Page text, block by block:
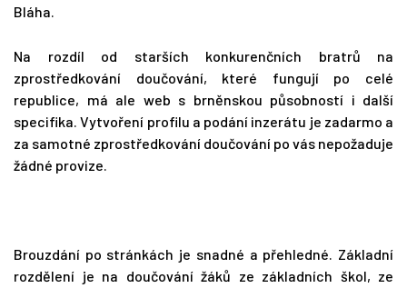
Bláha.
Na rozdíl od starších konkurenčních bratrů na
zprostředkování doučování, které fungují po celé
republice, má ale web s brněnskou působností i další
specifika. Vytvoření profilu a podání inzerátu je zadarmo a
za samotné zprostředkování doučování po vás nepožaduje
žádné provize.
Brouzdání po stránkách je snadné a přehledné. Základní
rozdělení je na doučování žáků ze základních škol, ze